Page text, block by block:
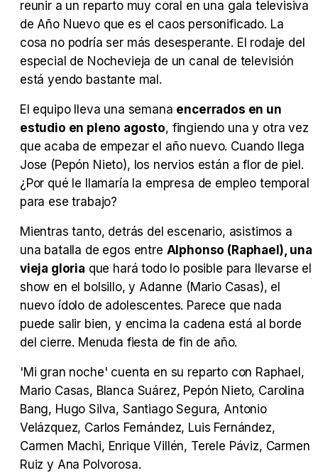
Tráiler 'Vida perra' (2026)
Tráiler en español 'Outcome' (2026)
Tráiler 'Do Not Enter' (2026)
reunir a un reparto muy coral en una gala televisiva
de Año Nuevo que es el caos personificado. La
cosa no podría ser más desesperante. El rodaje del
especial de Nochevieja de un canal de televisión
está yendo bastante mal.
El equipo lleva una semana encerrados en un
estudio en pleno agosto, fingiendo una y otra vez
que acaba de empezar el año nuevo. Cuando llega
Jose (Pepón Nieto), los nervios están a flor de piel.
¿Por qué le llamaría la empresa de empleo temporal
para ese trabajo?
Mientras tanto, detrás del escenario, asistimos a
una batalla de egos entre Alphonso (Raphael), una
vieja gloria que hará todo lo posible para llevarse el
show en el bolsillo, y Adanne (Mario Casas), el
nuevo ídolo de adolescentes. Parece que nada
puede salir bien, y encima la cadena está al borde
del cierre. Menuda fiesta de fin de año.
'Mi gran noche' cuenta en su reparto con Raphael,
Mario Casas, Blanca Suárez, Pepón Nieto, Carolina
Bang, Hugo Silva, Santiago Segura, Antonio
Velázquez, Carlos Fernández, Luis Fernández,
Carmen Machi, Enrique Villén, Terele Páviz, Carmen
Ruiz y Ana Polvorosa.